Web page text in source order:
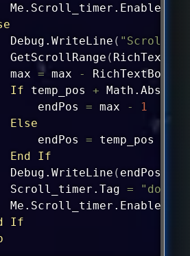
Me.Scroll_timer.Enabled
Debug .WriteLine ( "Scrolled
GetScrollRange
(
max = max -
If temp_pos + Math. Abs
endPos
= max -
1
Else
endPos
= temp_pos
End
If
Debug .WriteLine ( endPos
Scroll_timer.Tag
=
"down"
Me.Scroll_timer.Enabled
If